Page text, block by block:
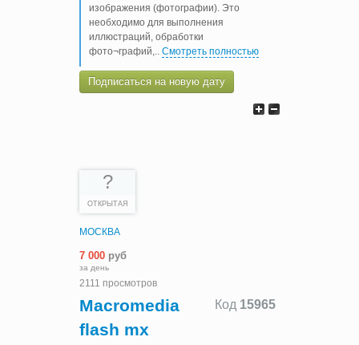
изображения (фотографии). Это
необходимо для выполнения
иллюстраций, обработки
фото¬графий,.. Смотреть полностью
Подписаться на новую дату
?
ОТКРЫТАЯ
МОСКВА
7 000 руб
за день
2111 просмотров
Код 15965
Macromedia
flash mx